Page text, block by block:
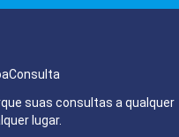
suas consultas a qualquer
lugar.